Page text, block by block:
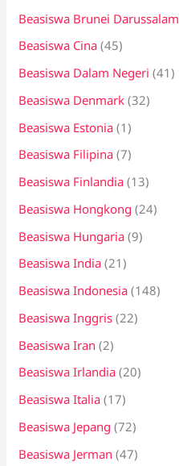
Beasiswa Brunei Darussalam
Beasiswa Cina (45)
Beasiswa Dalam Negeri (41)
Beasiswa Denmark (32)
Beasiswa Estonia (1)
Beasiswa Filipina (7)
Beasiswa Finlandia (13)
Beasiswa Hongkong (24)
Beasiswa Hungaria (9)
Beasiswa India (21)
Beasiswa Indonesia (148)
Beasiswa Inggris (22)
Beasiswa Iran (2)
Beasiswa Irlandia (20)
Beasiswa Italia (17)
Beasiswa Jepang (72)
Beasiswa Jerman (47)